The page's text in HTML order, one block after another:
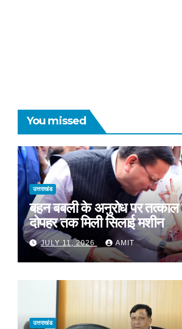
You missed
उत्तराखंड
बहन बबली के अनुरोध पर तत्काल
दोपहर तक मिली सिलाई मशीन
JULY 11, 2026 AMIT
उत्तराखंड